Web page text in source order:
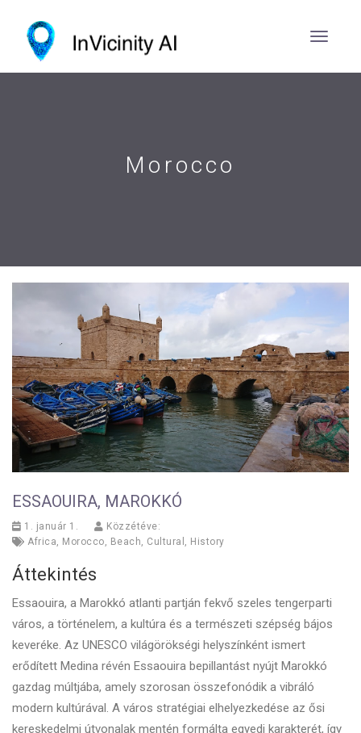
Morocco
ESSAOUIRA, MAROKKÓ
1. január 1.
Közzétéve:
Africa, Morocco, Beach, Cultural , History
Áttekintés
Essaouira, a Marokkó atlanti partján fekvő szeles tengerparti
város, a történelem, a kultúra és a természeti szépség bájos
keveréke. Az UNESCO világörökségi helyszínként ismert
erődített Medina révén Essaouira bepillantást nyújt Marokkó
gazdag múltjába, amely szorosan összefonódik a vibráló
modern kultúrával. A város stratégiai elhelyezkedése az ősi
kereskedelmi útvonalak mentén formálta egyedi karakterét, így